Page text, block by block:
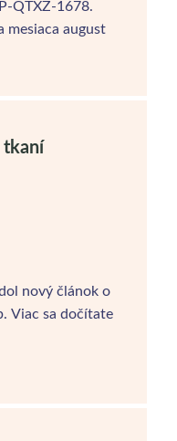
QTXZ-1678.
mesiaca august
tkaní
nový článok o
Viac sa dočítate